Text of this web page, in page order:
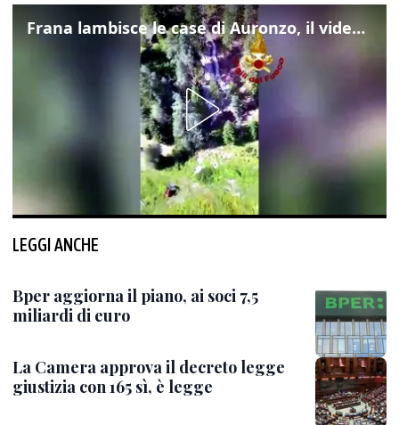
Frana lambisce le case di Auronzo, il video dall'elicottero dei vigili del fuoco
LEGGI ANCHE
Bper aggiorna il piano, ai soci 7,5
miliardi di euro
La Camera approva il decreto legge
giustizia con 165 sì, è legge